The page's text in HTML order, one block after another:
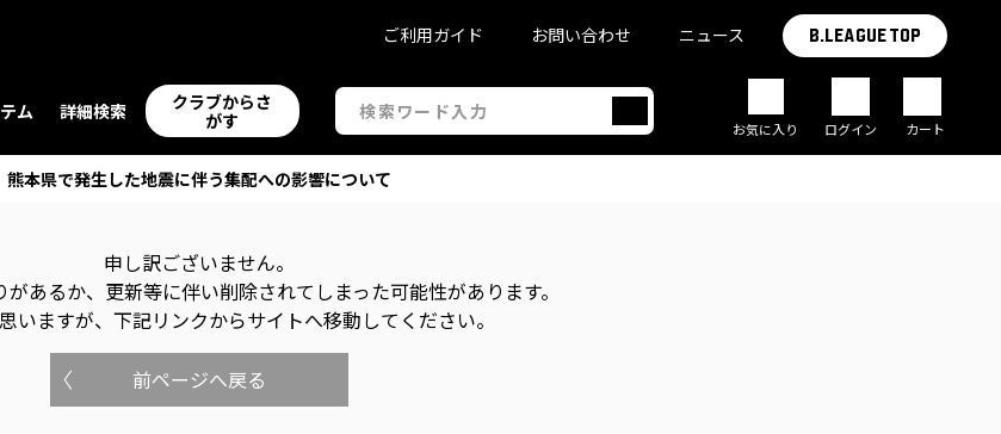
ム 詳細検索
クラブからさ
がす
ご利用ガイド お問い合わせ ニュース B.LEAGUE TOP
お気に入り ログイン カート
熊本県で発生した地震に伴う集配への影響について
申し訳ございません。
あるか、更新等に伴い削除されてしまった可能性があります。
いますが、下記リンクからサイトへ移動してください。
前ページへ戻る